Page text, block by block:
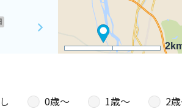
0歳〜 1歳〜 2